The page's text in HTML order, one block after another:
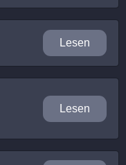
Lesen
Lesen